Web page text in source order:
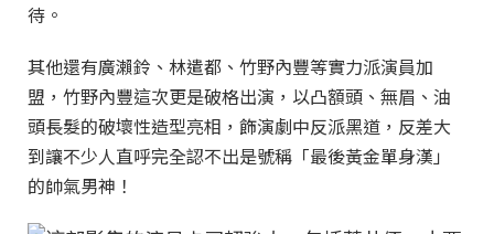
待。
其他還有廣瀨鈴、林遣都、竹野內豐等實力派演員加
盟，竹野內豐這次更是破格出演，以凸額頭、無眉、油
頭長髮的破壞性造型亮相，飾演劇中反派黑道，反差大
到讓不少人直呼完全認不出是號稱「最後黃金單身漢」
的帥氣男神！